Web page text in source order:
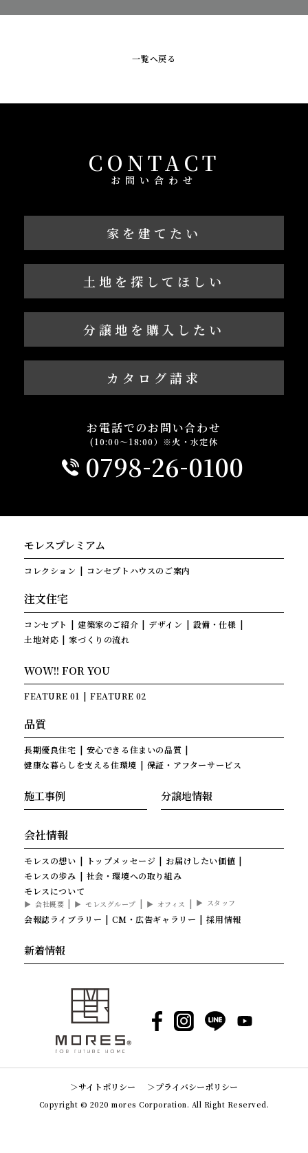
一覧へ戻る
CONTACT
お問い合わせ
家を建てたい
土地を探してほしい
分譲地を購入したい
カタログ請求
お電話でのお問い合わせ
(10:00～18:00）※火・水定休
0798-26-0100
モレスプレミアム
コレクション コンセプトハウスのご案内
注文住宅
コンセプト 建築家のご紹介 デザイン
設備・仕様
土地対応
家づくりの流れ
WOW!! FOR YOU
FEATURE 01 FEATURE 02
品質
長期優良住宅
安心できる住まいの品質
健康な暮らしを支える住環境
保証・アフターサービス
施工事例 分譲地情報
会社情報
モレスの想い トップメッセージ
お届けしたい価値
モレスの歩み
社会・環境への取り組み
モレスについて
会社概要 モレスグループ オフィス スタッフ
会報誌ライブラリー CM・広告ギャラリー 採用情報
新着情報
Facebook
Instagram
LINE YouTube
サイトポリシー プライバシーポリシー
Copyright © 2020 mores Corporation. All Right Reserved.